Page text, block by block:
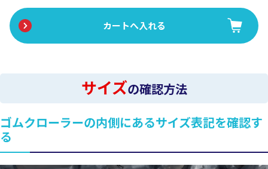
サイズの確認方法
ゴムクローラーの内側にあるサイズ表記を確認す
る